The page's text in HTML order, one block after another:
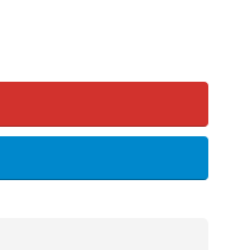
은! 이중엽은 그녀에게 "
! 그녀는 IDOLOGY의
녀는 '베이비소울'이라